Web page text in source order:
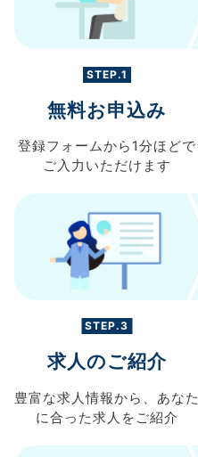
STEP.1
無料お申込み
登録フォームから 1分ほどで
ご入力 いただけます
STEP.3
求人のご紹介
豊富な求人情報から、 あなた
に合った求人を ご紹介